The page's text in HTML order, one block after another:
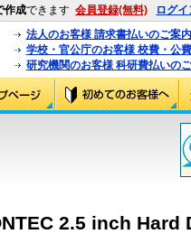
作成できます 会員登録(無料) ログイ
法人のお客様 請求書払いのご案内
学校・官公庁のお客様 校費・公
研究機関のお客様 科研費払いの
2.5 inch Hard